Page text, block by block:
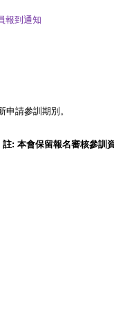
報到通知
請參訓期別。
註: 本會保留報名審核參訓